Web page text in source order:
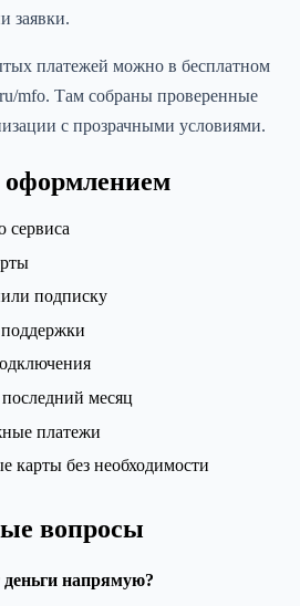
заявки.
платежей можно в бесплатном
mfo. Там собраны проверенные
с прозрачными условиями.
оформлением
сервиса
подписку
месяц
платежи
карты без необходимости
вопросы
напрямую?